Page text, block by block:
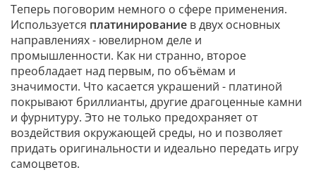
Теперь поговорим немного о сфере применения.
Используется платинирование в двух основных
направлениях - ювелирном деле и
промышленности. Как ни странно, второе
преобладает над первым, по объёмам и
значимости. Что касается украшений - платиной
покрывают бриллианты, другие драгоценные камни
и фурнитуру. Это не только предохраняет от
воздействия окружающей среды, но и позволяет
придать оригинальности и идеально передать игру
самоцветов.